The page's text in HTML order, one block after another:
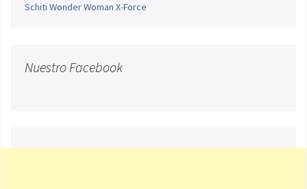
Schiti Wonder Woman X-Force
Nuestro Facebook